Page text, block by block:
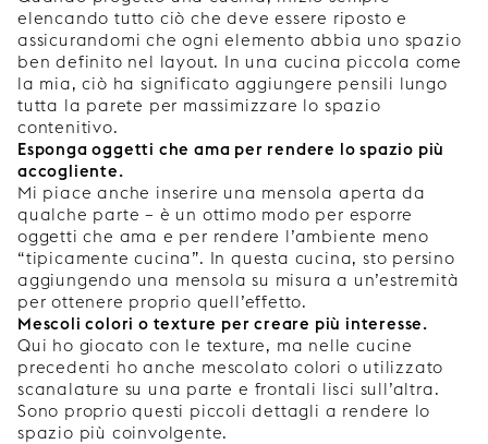
elencando tutto ciò che deve essere riposto e
assicurandomi che ogni elemento abbia uno spazio
ben definito nel layout. In una cucina piccola come
la mia, ciò ha significato aggiungere pensili lungo
tutta la parete per massimizzare lo spazio
contenitivo.
Esponga oggetti che ama per rendere lo spazio più
accogliente.
Mi piace anche inserire una mensola aperta da
qualche parte – è un ottimo modo per esporre
oggetti che ama e per rendere l’ambiente meno
“tipicamente cucina”. In questa cucina, sto persino
aggiungendo una mensola su misura a un’estremità
per ottenere proprio quell’effetto.
Mescoli colori o texture per creare più interesse.
Qui ho giocato con le texture, ma nelle cucine
precedenti ho anche mescolato colori o utilizzato
scanalature su una parte e frontali lisci sull’altra.
Sono proprio questi piccoli dettagli a rendere lo
spazio più coinvolgente.